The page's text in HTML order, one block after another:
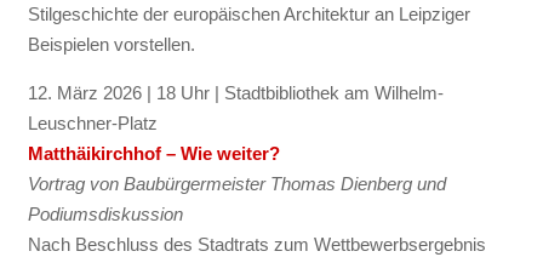
Stilgeschichte der europäischen Architektur an Leipziger
Beispielen vorstellen.
12. März 2026 | 18 Uhr | Stadtbibliothek am Wilhelm-
Leuschner-Platz
Matthäikirchhof – Wie weiter?
Vortrag von Baubürgermeister Thomas Dienberg und
Podiumsdiskussion
Nach Beschluss des Stadtrats zum Wettbewerbsergebnis